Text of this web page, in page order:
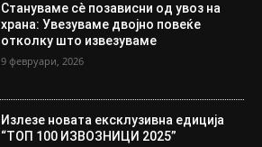
Стануваме сè позависни од увоз на
храна: Увезуваме двојно повеќе
отколку што извезуваме
9 февруари, 2026
Излезе новата ексклузивна едиција
“ТОП 100 ИЗВОЗНИЦИ 2025”